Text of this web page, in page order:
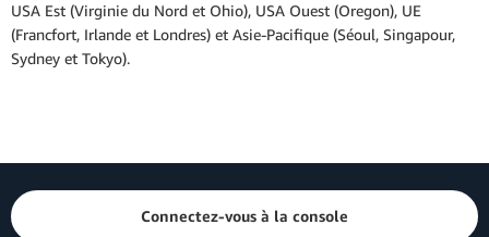
USA Est (Virginie du Nord et Ohio), USA Ouest (Oregon), UE
(Francfort, Irlande et Londres) et Asie-Pacifique (Séoul, Singapour,
Sydney et Tokyo).
Connectez-vous à la console